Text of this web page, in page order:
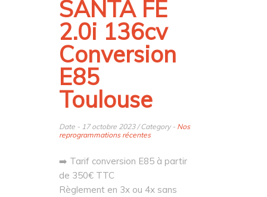
SANTA FE
2.0i 136cv
Conversion
E85
Toulouse
Date - 17 octobre 2023 / Category - Nos
reprogrammations récentes
➡️ Tarif conversion E85 à partir
de 350€ TTC
Règlement en 3x ou 4x sans